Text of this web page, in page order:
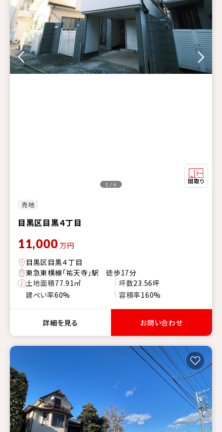
売地
目黒区目黒４丁目
1 / 6
11,000 万円
目黒区目黒４丁目
東急東横線「祐天寺」駅 徒歩17分
土地面積77.91㎡ 坪数23.56坪
建ぺい率60% 容積率160%
詳細を見る お問い合わせ